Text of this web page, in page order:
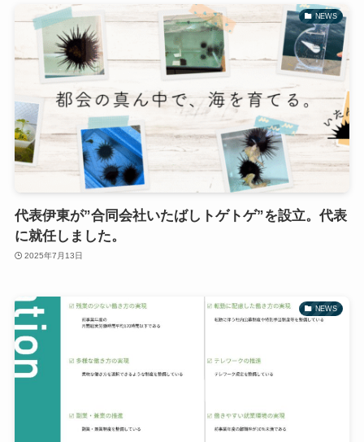
NEWS
代表伊東が”合同会社いたばしトゲトゲ”を設立。代表
に就任しました。
2025年7月13日
NEWS